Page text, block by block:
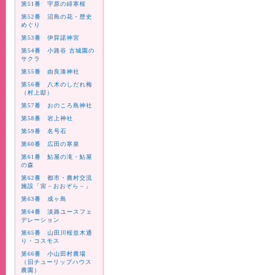
第51番 宇原の緋寒桜
第52番 沼島の花・歴史
めぐり
第53番 伊弉諾神宮
第54番 小路谷 古城園の
サクラ
第55番 由良湊神社
第56番 八木のしだれ梅
（村上邸）
第57番 おのころ島神社
第58番 岩上神社
第59番 名号石
第60番 広田の寒泉
第61番 鮎屋の滝・鮎屋
の森
第62番 都市・農村交流
施設「宙－おおぞら－」
第63番 成ヶ島
第64番 淡路ユースフェ
デレーション
第65番 山田川桜並木通
り・コスモス
第66番 小山田村農場
（旧チューリップハウス
農園）